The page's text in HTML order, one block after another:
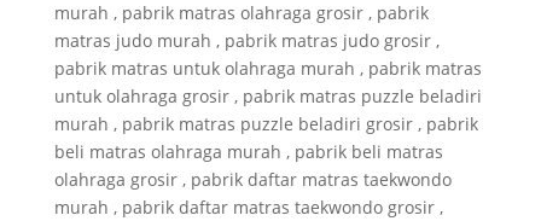
murah , pabrik matras olahraga grosir , pabrik
matras judo murah , pabrik matras judo grosir ,
pabrik matras untuk olahraga murah , pabrik matras
untuk olahraga grosir , pabrik matras puzzle beladiri
murah , pabrik matras puzzle beladiri grosir , pabrik
beli matras olahraga murah , pabrik beli matras
olahraga grosir , pabrik daftar matras taekwondo
murah , pabrik daftar matras taekwondo grosir ,